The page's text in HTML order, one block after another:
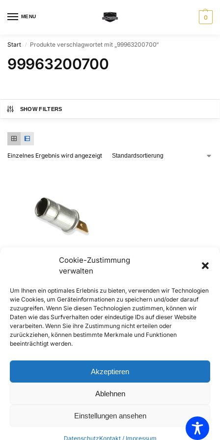
Cookie-Zustimmung
verwalten
Um Ihnen ein optimales Erlebnis zu bieten, verwenden wir Technologien
wie Cookies, um Geräteinformationen zu speichern und/oder darauf
zuzugreifen. Wenn Sie diesen Technologien zustimmen, können wir
Daten wie das Surfverhalten oder eindeutige IDs auf dieser Website
verarbeiten. Wenn Sie ihre Zustimmung nicht erteilen oder
zurückziehen, können bestimmte Merkmale und Funktionen
beeinträchtigt werden.
Akzeptieren
Ablehnen
Einstellungen ansehen
DatenschutzKontakt / Impressum
MENU 0
Start / Produkte verschlagwortet mit „99963200700“
99963200700
SHOW FILTERS
Einzelnes Ergebnis wird angezeigt
Steckkontakt
€5,90 –€8,90 inkl. Mwst
Enthält 20% Mwst
€175,00/ cm)
zzgl.Versand
Lieferzeit: Sofort lieferbar
Add to Compare